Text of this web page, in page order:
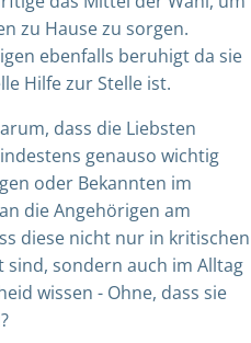
zu Hause zu sorgen.
ebenfalls beruhigt da sie
Hilfe zur Stelle ist.
dass die Liebsten
genauso wichtig
oder Bekannten im
die Angehörigen am
diese nicht nur in kritischen
sondern auch im Alltag
wissen - Ohne, dass sie